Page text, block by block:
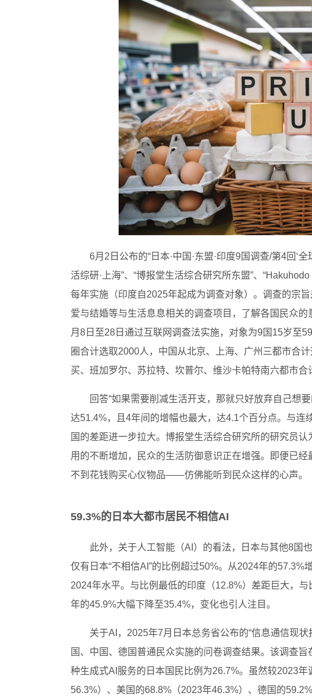
6月2日公布的“日本·中国·东盟·印度9国调查/第4回‘
活综研·上海”、“博报堂生活综合研究所东盟”、
每年实施（印度自2025年起成为调查对象）。调查的宗
爱与结婚等与生活息息相关的调查项目，了解各国民众
月8日至28日通过互联网调查法实施，对象为9国15岁至
圈合计选取2000人，中国从北京、上海、广州三都市合
买、班加罗尔、苏拉特、坎普尔、维沙卡帕特南六都市合
回答“如果需要削减生活开支，那就只好放弃自己想
达51.4%，且4年间的增幅也最大，达4.1个百分点。与
国的差距进一步拉大。博报堂生活综合研究所的研究员
用的不断增加，民众的生活防御意识正在增强。即便已
不到花钱购买心仪物品——仿佛能听到民众这样的心声。
59.3%的日本大都市居民不相信AI
此外，关于人工智能（AI）的看法，日本与其他8国
仅有日本“不相信AI”的比例超过50%。从2024年的
2024年水平。与比例最低的印度（12.8%）差距巨大，
年的45.9%大幅下降至35.4%，变化也引人注目。
关于AI，2025年7月日本总务省公布的“信息通信现
国、中国、德国普通民众实施的问卷调查结果。该调查
种生成式AI服务的日本国民比例为26.7%。虽然较2023
56.3%）、美国的68.8%（2023年46.3%）、德国的